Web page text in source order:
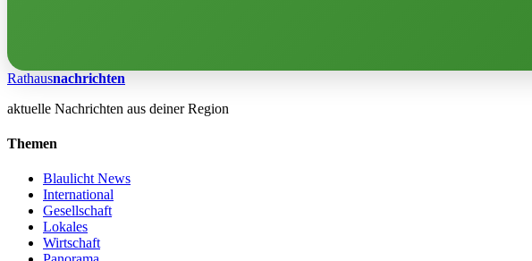
Rathausnachrichten
aktuelle Nachrichten aus deiner Region
Themen
Blaulicht News
International
Gesellschaft
Lokales
Wirtschaft